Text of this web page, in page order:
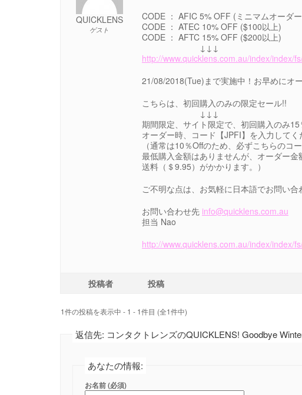
QUICKLENS
ゲスト
CODE ： AFIC 5% OFF (ミニマムオーダ
CODE ： ATEC 10% OFF ($100以上)
CODE ： AFTC 15% OFF ($200以上)
↓↓↓
http://www.quicklens.com.au/index/index/
21/08/2018(Tue)まで実施中！お早めにオ
こちらは、初回購入のみの限定セール!!
↓↓↓
期間限定、サイト限定で、初回購入のみ
オーダー時、コード【JPFI】を入力してく
（通常は10％Offのため、必ずこちらのコ
最低購入金額はありませんが、オーダー金
送料（＄9.95）がかかります。）
ご不明な点は、お気軽に日本語でお問い合
お問い合わせ先 info@quicklens.com.au
担当 Nao
http://www.quicklens.com.au/index/index/
投稿者 投稿
1件の投稿を表示中 - 1 - 1件目 (全1件中)
返信先: コンタクトレンズのQUICKLENS! Goodbye
あなたの情報:
お名前 (必須)